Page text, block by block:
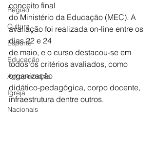
Região
Cultura
Esporte
Educação
Agropecuária
Igreja
Nacionais
conceito final
do Ministério da Educação (MEC). A
avaliação foi realizada on-line entre os
dias 22 e 24
de maio, e o curso destacou-se em
todos os critérios avaliados, como
organização
didático-pedagógica, corpo docente,
infraestrutura dentre outros.